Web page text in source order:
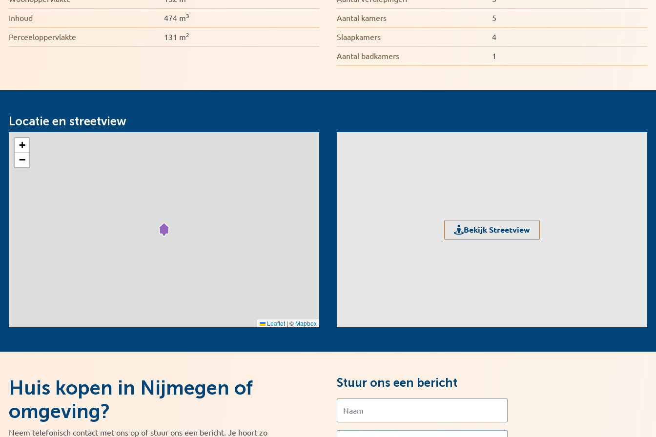
Inhoud 474 m3
Perceeloppervlakte 131 m2
Aantal kamers 5
Slaapkamers 4
Aantal badkamers 1
Locatie en streetview
+
−
Leaflet | ©Mapbox
Bekijk Streetview
Huis kopen in Nijmegen of
omgeving?
Neem telefonisch contact met ons op of stuur ons een bericht. Je hoort zo
Stuur ons een bericht